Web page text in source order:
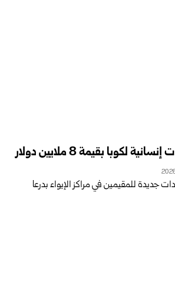
لكوبا بقيمة 8 ملايين دولار